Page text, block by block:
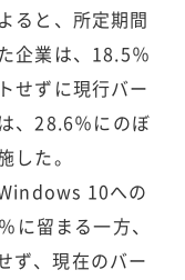
ると、所定期間
企業は、18.5％
せずに現行バー
、28.6％にのぼ
した。
10への
に留まる一方、
ず、現在のバー